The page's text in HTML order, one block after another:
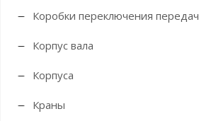
Коробки переключения передач
Корпус вала
Корпуса
Краны